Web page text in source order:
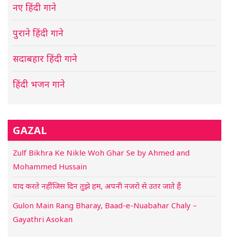
नए हिंदी गाने
पुराने हिंदी गाने
सदाबहार हिंदी गाने
हिंदी भजन गाने
GAZAL
Zulf Bikhra Ke Nikle Woh Ghar Se by Ahmed and
Mohammed Hussain
याद करते नहीं जिस दिन तुझे हम, अपनी नजरो से उतर जाते हैं
Gulon Main Rang Bharay, Baad-e-Nuabahar Chaly –
Gayathri Asokan